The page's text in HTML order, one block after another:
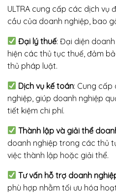
ULTRA cung cấp các dịch vụ
cầu của doanh nghiệp, bao
Đại lý thuế: Đại diện
hiện các thủ tục thuế, đảm
thủ pháp luật.
Dịch vụ kế toán: Cung cấp
nghiệp, giúp doanh nghiệp
tiết kiệm chi phí.
Thành lập và giải thể
doanh nghiệp trong các thủ
việc thành lập hoặc giải thể.
Tư vấn hỗ trợ doanh
phù hợp nhằm tối ưu hóa